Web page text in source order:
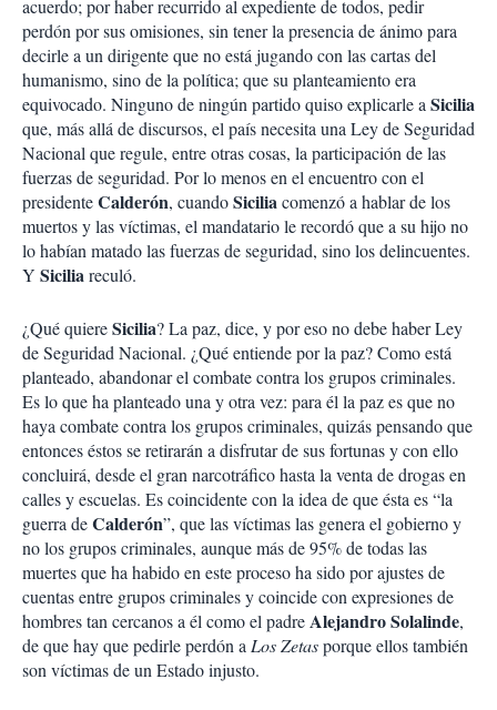
acuerdo; por haber recurrido al expediente de todos, pedir
perdón por sus omisiones, sin tener la presencia de ánimo para
decirle a un dirigente que no está jugando con las cartas del
humanismo, sino de la política; que su planteamiento era
equivocado. Ninguno de ningún partido quiso explicarle a Sicilia
que, más allá de discursos, el país necesita una Ley de Seguridad
Nacional que regule, entre otras cosas, la participación de las
fuerzas de seguridad. Por lo menos en el encuentro con el
presidenteCalderón, cuandoSiciliacomenzó a hablar de los
muertos y las víctimas, el mandatario le recordó que a su hijo no
lo habían matado las fuerzas de seguridad, sino los delincuentes.
Y Siciliareculó.
¿Qué quiereSicilia? La paz, dice, y por eso no debe haber Ley
de Seguridad Nacional. ¿Qué entiende por la paz? Como está
planteado, abandonar el combate contra los grupos criminales.
Es lo que ha planteado una y otra vez: para él la paz es que no
haya combate contra los grupos criminales, quizás pensando que
entonces éstos se retirarán a disfrutar de sus fortunas y con ello
concluirá, desde el gran narcotráfico hasta la venta de drogas en
calles y escuelas. Es coincidente con la idea de que ésta es “la
guerra deCalderón”, que las víctimas las genera el gobierno y
no los grupos criminales, aunque más de 95% de todas las
muertes que ha habido en este proceso ha sido por ajustes de
cuentas entre grupos criminales y coincide con expresiones de
hombres tan cercanos a él como el padreAlejandro Solalinde,
de que hay que pedirle perdón a Los Zetasporque ellos también
son víctimas de un Estado injusto.